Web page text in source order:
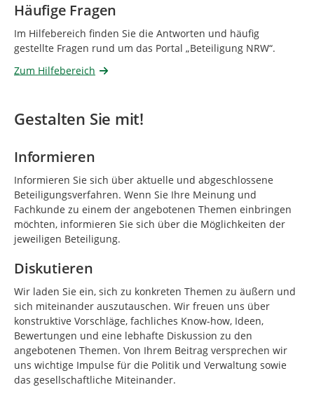
Häufige Fragen
Im Hilfebereich finden Sie die Antworten und häufig
gestellte Fragen rund um das Portal „Beteiligung NRW“.
Zum Hilfebereich
Gestalten Sie mit!
Informieren
Informieren Sie sich über aktuelle und abgeschlossene
Beteiligungsverfahren. Wenn Sie Ihre Meinung und
Fachkunde zu einem der angebotenen Themen einbringen
möchten, informieren Sie sich über die Möglichkeiten der
jeweiligen Beteiligung.
Diskutieren
Wir laden Sie ein, sich zu konkreten Themen zu äußern und
sich miteinander auszutauschen. Wir freuen uns über
konstruktive Vorschläge, fachliches Know-how, Ideen,
Bewertungen und eine lebhafte Diskussion zu den
angebotenen Themen. Von Ihrem Beitrag versprechen wir
uns wichtige Impulse für die Politik und Verwaltung sowie
das gesellschaftliche Miteinander.